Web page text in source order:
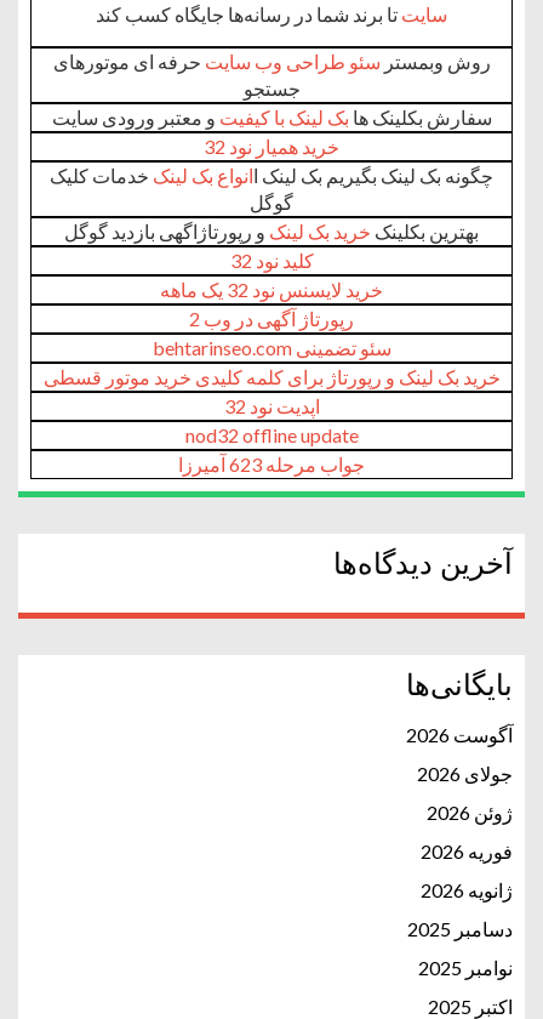
سایت تا برند شما در رسانه‌ها جایگاه کسب کند
روش وبمستر سئو طراحی وب سایت حرفه ای موتورهای
جستجو
سفارش بکلینک ها بک لینک با کیفیت و معتبر ورودی سایت
خرید همیار نود 32
چگونه بک لینک بگیریم بک لینک اانواع بک لینک خدمات کلیک
گوگل
بهترین بکلینک خرید بک لینک و رپورتاژاگهی بازدید گوگل
کلید نود 32
خرید لایسنس نود 32 یک ماهه
رپورتاژ آگهی در وب 2
سئو تضمینی behtarinseo.com
خرید بک لینک و رپورتاژ برای کلمه کلیدی خرید موتور قسطی
اپدیت نود 32
nod32 offline update
جواب مرحله 623 آمیرزا
آخرین دیدگاه‌ها
بایگانی‌ها
آگوست 2026
جولای 2026
ژوئن 2026
فوریه 2026
ژانویه 2026
دسامبر 2025
نوامبر 2025
اکتبر 2025